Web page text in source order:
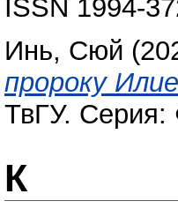
ISSN 1994-
Инь, Сюй
пророку
ТвГУ. Серия:
К